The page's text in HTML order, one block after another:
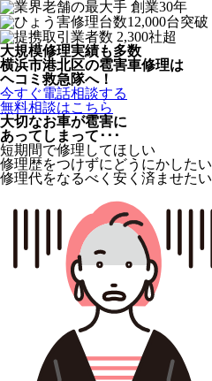
大規模修理実績も多数
横浜市港北区の雹害車修理は
ヘコミ救急隊へ！
今すぐ電話相談する
無料相談はこちら
大切なお車が雹害に
あってしまって･･･
短期間で修理してほしい
修理歴をつけずにどうにかしたい
修理代をなるべく安く済ませたい